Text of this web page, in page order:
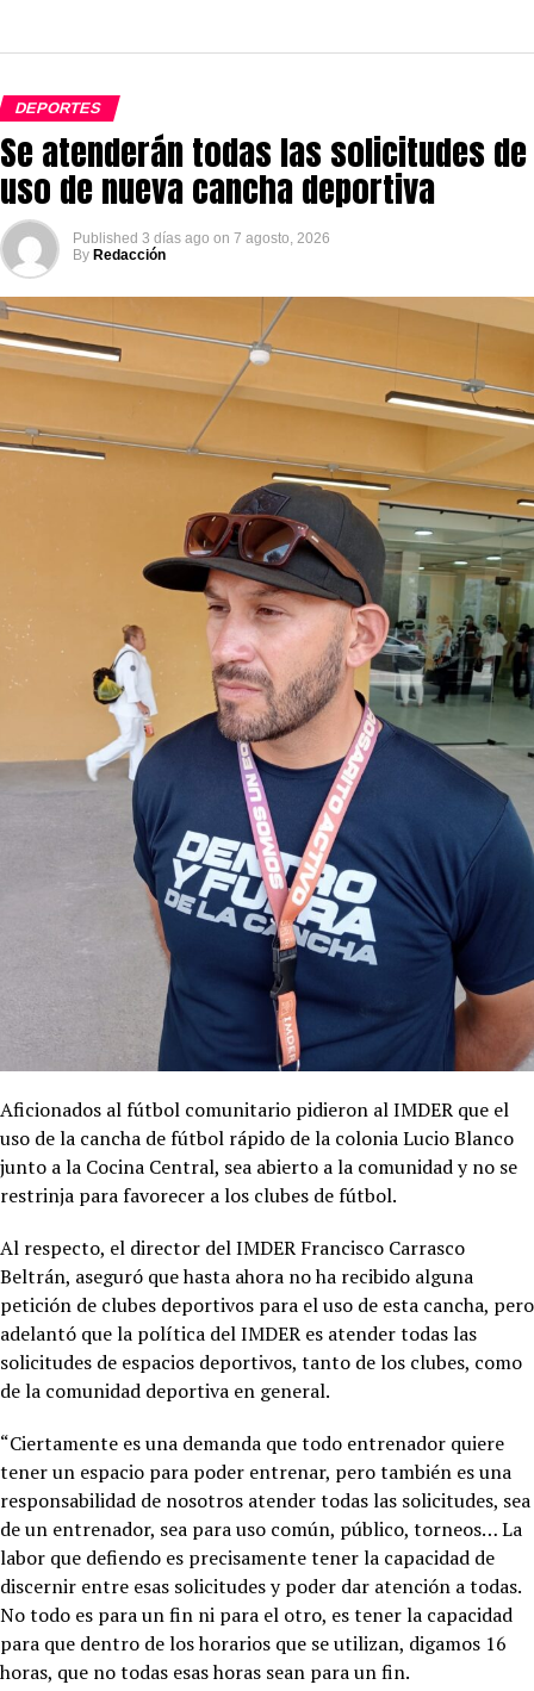
DEPORTES
Se atenderán todas las solicitudes de
uso de nueva cancha deportiva
Published 3 días ago on 7 agosto, 2026
By Redacción
Aficionados al fútbol comunitario pidieron al IMDER que el
uso de la cancha de fútbol rápido de la colonia Lucio Blanco
junto a la Cocina Central, sea abierto a la comunidad y no se
restrinja para favorecer a los clubes de fútbol.
Al respecto, el director del IMDER Francisco Carrasco
Beltrán, aseguró que hasta ahora no ha recibido alguna
petición de clubes deportivos para el uso de esta cancha, pero
adelantó que la política del IMDER es atender todas las
solicitudes de espacios deportivos, tanto de los clubes, como
de la comunidad deportiva en general.
“Ciertamente es una demanda que todo entrenador quiere
tener un espacio para poder entrenar, pero también es una
responsabilidad de nosotros atender todas las solicitudes, sea
de un entrenador, sea para uso común, público, torneos… La
labor que defiendo es precisamente tener la capacidad de
discernir entre esas solicitudes y poder dar atención a todas.
No todo es para un fin ni para el otro, es tener la capacidad
para que dentro de los horarios que se utilizan, digamos 16
horas, que no todas esas horas sean para un fin.